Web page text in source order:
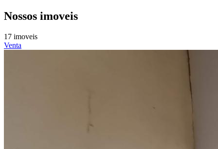
Nossos imoveis
17 imoveis
Venta